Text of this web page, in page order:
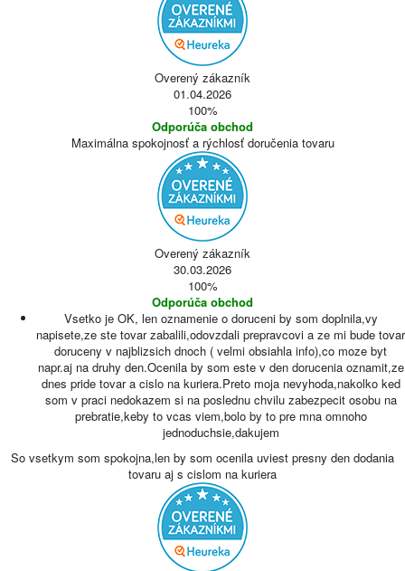
Overený zákazník
01.04.2026
100%
Odporúča obchod
Maximálna spokojnosť a rýchlosť doručenia tovaru
Overený zákazník
30.03.2026
100%
Odporúča obchod
Vsetko je OK, len oznamenie o doruceni by som doplnila,vy
napisete,ze ste tovar zabalili,odovzdali prepravcovi a ze mi bude tovar
doruceny v najblizsich dnoch ( velmi obsiahla info),co moze byt
napr.aj na druhy den.Ocenila by som este v den dorucenia oznamit,ze
dnes pride tovar a cislo na kuriera.Preto moja nevyhoda,nakolko ked
som v praci nedokazem si na poslednu chvilu zabezpecit osobu na
prebratie,keby to vcas viem,bolo by to pre mna omnoho
jednoduchsie,dakujem
So vsetkym som spokojna,len by som ocenila uviest presny den dodania
tovaru aj s cislom na kuriera